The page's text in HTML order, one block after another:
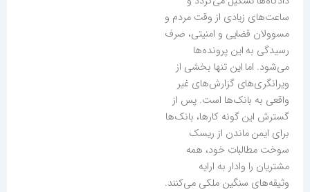
ساعت‌های زیادی از وقت مردم و
مسوولان قضایی و امنیتی، صرف
رسیدگی به این پرونده‌ها
می‌شود. اما این تنها بخشی از
ویرانگری‌های گزارش‌های غیر
واقعی به بانک‌ها است. پس از
گسترش این گونه کارها، بانک‌ها
برای ایمن ماندن از ریسک
سوخت مطالبات خود، همه
مشتریان را وادار به ارایه
وثیقه‌های سنگین ملکی می‌کنند.